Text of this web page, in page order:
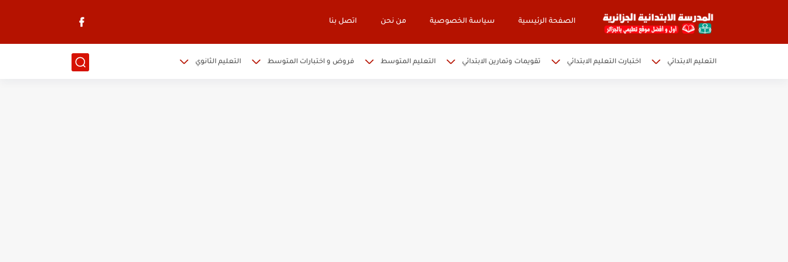
الصفحة الرئيسية سياسة الخصوصية من نحن اتصل بنا
التعليم الابتدائي اختبارت التعليم الابتدائي تقويمات وتمارين الابتدائي التعليم المتوسط فروض و اختبارات المتوسط التعليم الثانوي